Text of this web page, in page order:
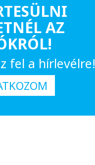
AZ
fel a hírlevélre!